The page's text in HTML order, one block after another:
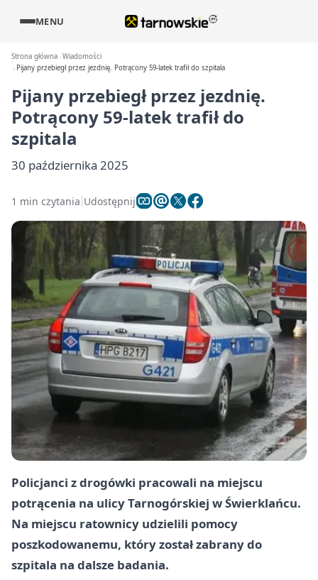
MENU
Strona główna Wiadomości
Pijany przebiegł przez jezdnię. Potrącony 59-latek trafił do szpitala
Pijany przebiegł przez jezdnię.
Potrącony 59-latek trafił do
szpitala
30 października 2025
1 min czytania Udostępnij
Policjanci z drogówki pracowali na miejscu
potrącenia na ulicy Tarnogórskiej w Świerklańcu.
Na miejscu ratownicy udzielili pomocy
poszkodowanemu, który został zabrany do
szpitala na dalsze badania.